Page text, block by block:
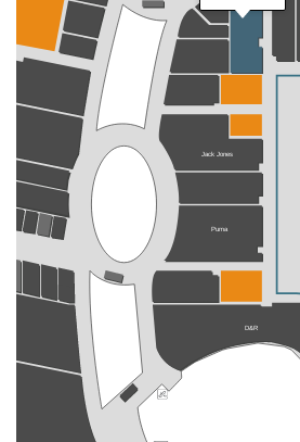
D&R
Jack Jones
Puma